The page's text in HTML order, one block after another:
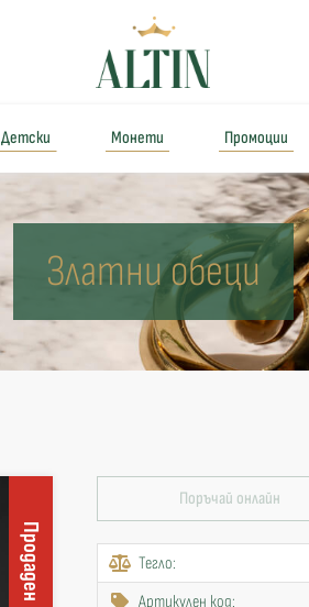
Детски Монети Промоции
Златни обеци
Продаден
Поръчай онлайн
Тегло:
Артикулен код: